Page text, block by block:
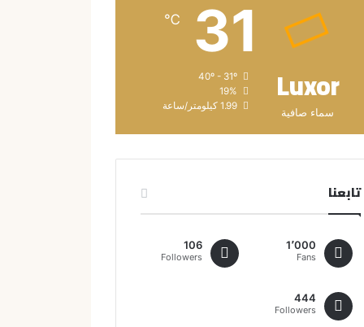
Luxor
سماء صافية
31
℃
40º - 31º
19%
1.99 كيلومتر/ساعة
تابعنا
1٬000
Fans
106
Followers
444
Followers